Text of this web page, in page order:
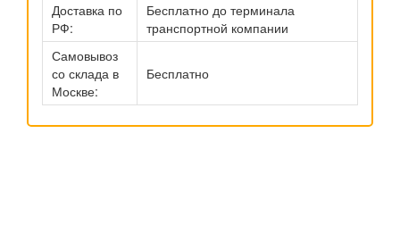
Доставка по
РФ:
Бесплатно до терминала
транспортной компании
Самовывоз
со склада в
Москве:
Бесплатно